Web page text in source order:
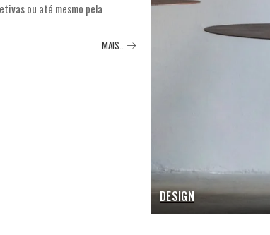
DESIGN
ou até mesmo pela
MAIS..